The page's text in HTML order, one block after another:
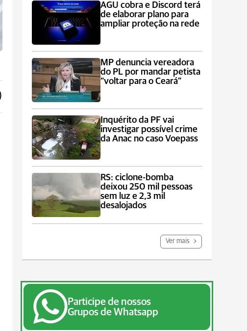
AGU cobra e Discord terá
de elaborar plano para
ampliar proteção na rede
MP denuncia vereadora
do PL por mandar petista
“voltar para o Ceará”
Inquérito da PF vai
investigar possível crime
da Anac no caso Voepass
RS: ciclone-bomba
deixou 250 mil pessoas
sem luz e 2,3 mil
desalojados
Ver mais
Participe de nossos
Grupos de Whatsapp